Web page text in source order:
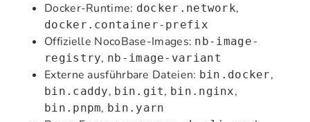
Docker-Runtime: docker.network,
docker.container-prefix
Offizielle NocoBase-Images: nb-image-
registry, nb-image-variant
Externe ausführbare Dateien: bin.docker,
bin.caddy, bin.git, bin.nginx,
bin.pnpm, bin.yarn